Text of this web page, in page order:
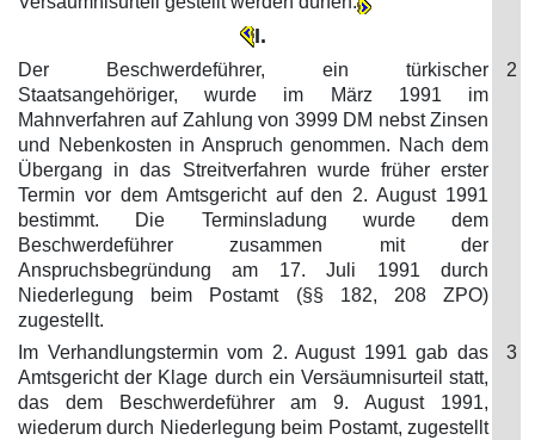
I.
Der Beschwerdeführer, ein türkischer
Staatsangehöriger, wurde im März 1991 im
Mahnverfahren auf Zahlung von 3999 DM nebst Zinsen
und Nebenkosten in Anspruch genommen. Nach dem
Übergang in das Streitverfahren wurde früher erster
Termin vor dem Amtsgericht auf den 2. August 1991
bestimmt. Die Terminsladung wurde dem
Beschwerdeführer zusammen mit der
Anspruchsbegründung am 17. Juli 1991 durch
Niederlegung beim Postamt (§§ 182, 208 ZPO)
zugestellt.
2
Im Verhandlungstermin vom 2. August 1991 gab das
Amtsgericht der Klage durch ein Versäumnisurteil statt,
das dem Beschwerdeführer am 9. August 1991,
wiederum durch Niederlegung beim Postamt, zugestellt
3